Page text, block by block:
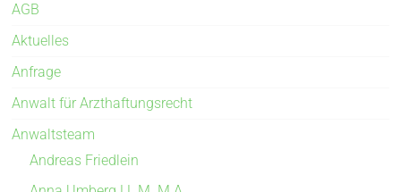
AGB
Aktuelles
Anfrage
Anwalt für Arzthaftungsrecht
Anwaltsteam
Andreas Friedlein